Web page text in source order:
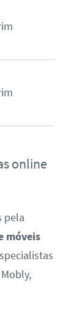
online
pela
móveis